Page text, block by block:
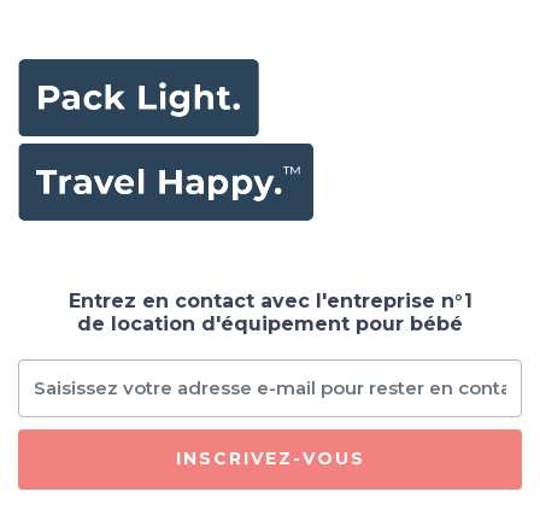
Entrez en contact avec l'entreprise n°1
de location d'équipement pour bébé
INSCRIVEZ-VOUS